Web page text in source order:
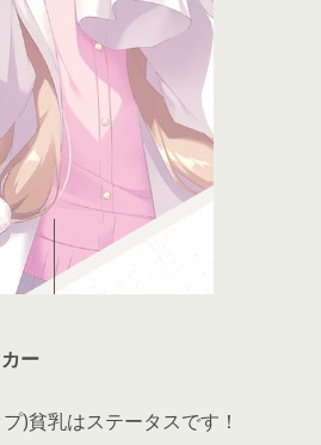
ー
)貧乳はステータスです！